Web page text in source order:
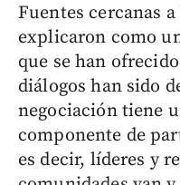
Fuentes cercanas
explicaron como
que se han
diálogos han sido
negociación tiene
componente de
es decir, líderes y